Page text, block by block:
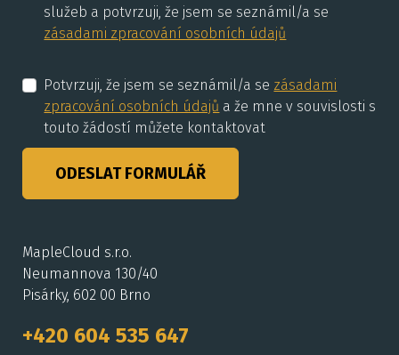
služeb a potvrzuji, že jsem se seznámil/a se
zásadami zpracování osobních údajů
Potvrzuji, že jsem se seznámil/a se zásadami
zpracování osobních údajů a že mne v souvislosti s
touto žádostí můžete kontaktovat
ODESLAT FORMULÁŘ
MapleCloud s.r.o.
Neumannova 130/40
Pisárky, 602 00 Brno
+420 604 535 647